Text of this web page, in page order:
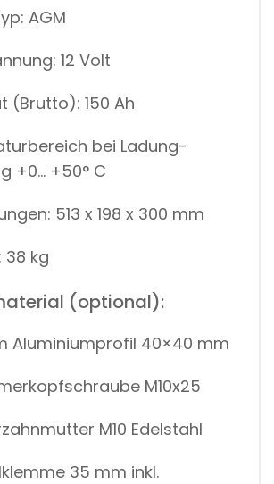
AGM
12 Volt
(Brutto): ​​​​​​150 Ah
bei Ladung-
+0… +50° C
513 x 198 x 300 mm
38 kg
(optional):
Aluminiumprofil 40×40 mm
M10x25
M10 Edelstahl
35 mm inkl.